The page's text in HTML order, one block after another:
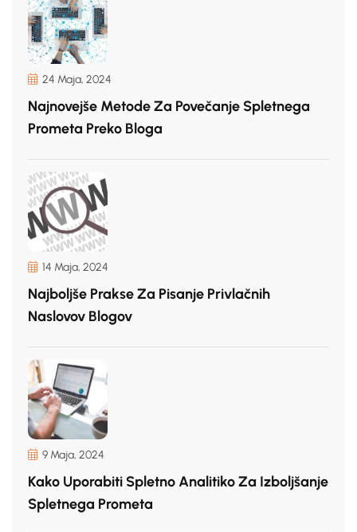
24 Maja, 2024
Najnovejše Metode Za Povečanje Spletnega
Prometa Preko Bloga
14 Maja, 2024
Najboljše Prakse Za Pisanje Privlačnih
Naslovov Blogov
9 Maja, 2024
Kako Uporabiti Spletno Analitiko Za Izboljšanje
Spletnega Prometa